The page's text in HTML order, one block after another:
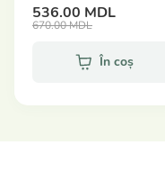
536.00 MDL
670.00 MDL
În coș